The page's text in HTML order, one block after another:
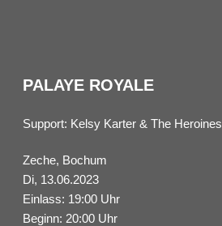
PALAYE ROYALE
Support: Kelsy Karter & The Heroines
Zeche, Bochum
Di, 13.06.2023
Einlass: 19:00 Uhr
Beginn: 20:00 Uhr